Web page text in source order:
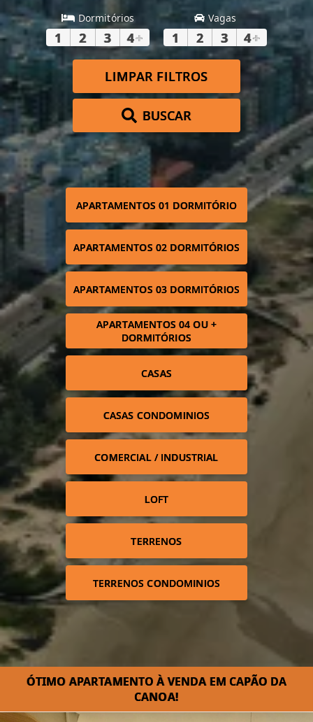
Dormitórios
1 2 3 4+
Vagas
1 2 3 4+
LIMPAR FILTROS
BUSCAR
APARTAMENTOS 01 DORMITÓRIO
APARTAMENTOS 02 DORMITÓRIOS
APARTAMENTOS 03 DORMITÓRIOS
APARTAMENTOS 04 OU +
DORMITÓRIOS
CASAS
CASAS CONDOMINIOS
COMERCIAL / INDUSTRIAL
LOFT
TERRENOS
TERRENOS CONDOMINIOS
ÓTIMO APARTAMENTO À VENDA EM CAPÃO DA
CANOA!⁣